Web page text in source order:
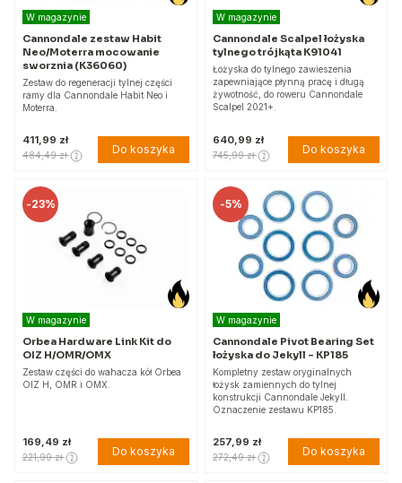
W magazynie
Cannondale zestaw Habit
Neo/Moterra mocowanie
sworznia (K36060)
Zestaw do regeneracji tylnej części
ramy dla Cannondale Habit Neo i
Moterra.
411,99 zł
484,49 zł Do koszyka
W magazynie
Cannondale Scalpel łożyska
tylnego trójkąta K91041
Łożyska do tylnego zawieszenia
zapewniające płynną pracę i długą
żywotność, do roweru Cannondale
Scalpel 2021+.
640,99 zł
745,99 zł Do koszyka
-23%
W magazynie
Orbea Hardware Link Kit do
OIZ H/OMR/OMX
Zestaw części do wahacza kół Orbea
OIZ H, OMR i OMX.
169,49 zł
221,99 zł Do koszyka
-5%
W magazynie
Cannondale Pivot Bearing Set
łożyska do Jekyll - KP185
Kompletny zestaw oryginalnych
łożysk zamiennych do tylnej
konstrukcji Cannondale Jekyll.
Oznaczenie zestawu KP185.
257,99 zł
272,49 zł Do koszyka